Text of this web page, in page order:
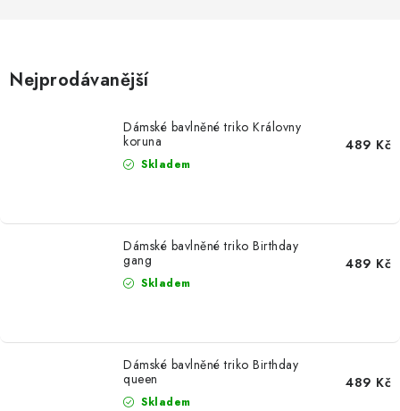
Nejprodávanější
Dámské bavlněné triko Královny
koruna
Skladem
489 Kč
Dámské bavlněné triko Birthday
gang
Skladem
489 Kč
Dámské bavlněné triko Birthday
queen
Skladem
489 Kč